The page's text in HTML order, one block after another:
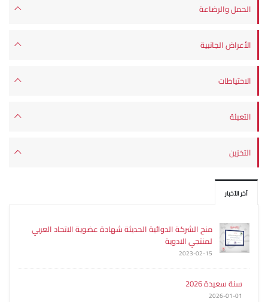
آخر الأخبار
منح الشركة الدوائية الحديثة شهادة عضوية الاتحاد العربي
لمنتجي الادوية
2023-02-15
سنة سعيدة 2026
2026-01-01
الحمل والرضاعة
الأعراض الجانبية
الاحتياطات
التعبئة
التخزين